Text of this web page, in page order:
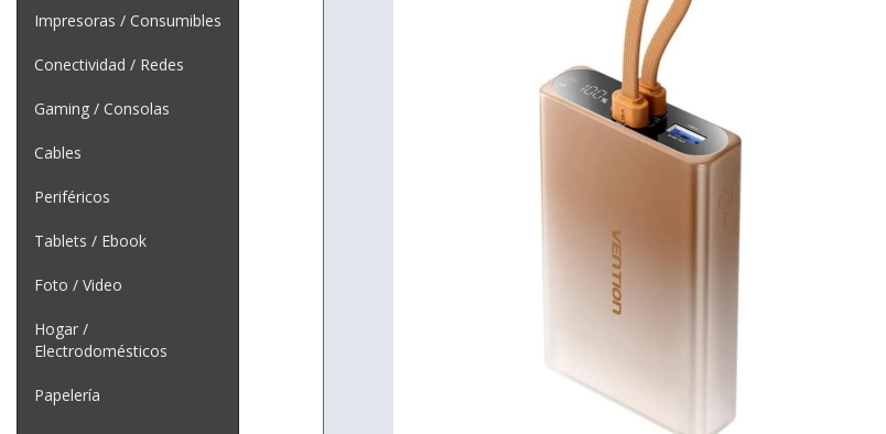
Impresoras / Consumibles
Conectividad / Redes
Gaming / Consolas
Cables
Periféricos
Tablets / Ebook
Foto / Video
Hogar /
Electrodomésticos
Papelería